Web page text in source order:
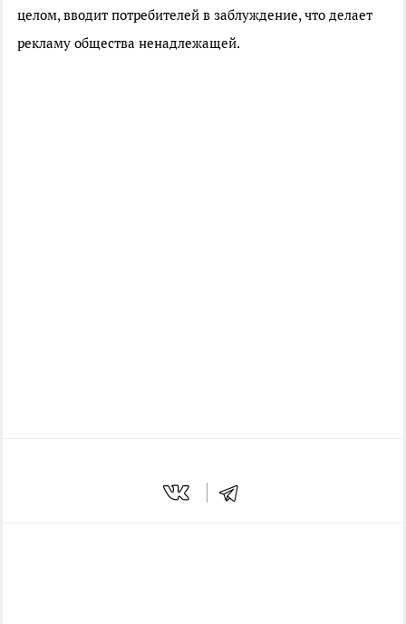
целом, вводит потребителей в заблуждение, что делает
рекламу общества ненадлежащей.